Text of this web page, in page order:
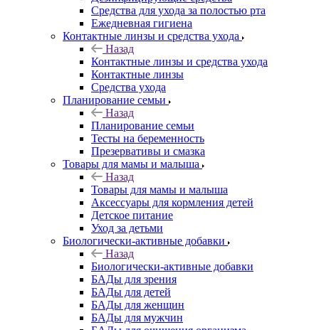
Средства для ухода за полостью рта
Ежедневная гигиена
Контактные линзы и средства ухода
Назад
Контактные линзы и средства ухода
Контактные линзы
Средства ухода
Планирование семьи
Назад
Планирование семьи
Тесты на беременность
Презервативы и смазка
Товары для мамы и малыша
Назад
Товары для мамы и малыша
Аксессуары для кормления детей
Детское питание
Уход за детьми
Биологически-активные добавки
Назад
Биологически-активные добавки
БАДы для зрения
БАДы для детей
БАДы для женщин
БАДы для мужчин